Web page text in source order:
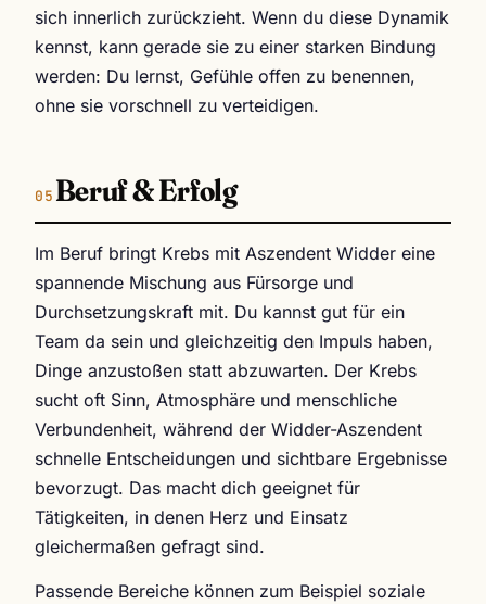
sich innerlich zurückzieht. Wenn du diese Dynamik
kennst, kann gerade sie zu einer starken Bindung
werden: Du lernst, Gefühle offen zu benennen,
ohne sie vorschnell zu verteidigen.
Beruf & Erfolg
Im Beruf bringt Krebs mit Aszendent Widder eine
spannende Mischung aus Fürsorge und
Durchsetzungskraft mit. Du kannst gut für ein
Team da sein und gleichzeitig den Impuls haben,
Dinge anzustoßen statt abzuwarten. Der Krebs
sucht oft Sinn, Atmosphäre und menschliche
Verbundenheit, während der Widder-Aszendent
schnelle Entscheidungen und sichtbare Ergebnisse
bevorzugt. Das macht dich geeignet für
Tätigkeiten, in denen Herz und Einsatz
gleichermaßen gefragt sind.
Passende Bereiche können zum Beispiel soziale